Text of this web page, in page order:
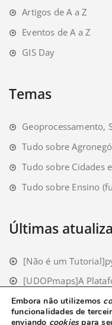
Artigos de A a Z
Eventos de A a Z
GIS Day
Temas
Geoprocessamento,
Tudo sobre
Tudo sobre Cidades
Tudo sobre Ensino
Últimas
[Não é um
[UDOPmaps]A
[Não é um
Embora não utilizemos
funcionalidades de
enviando cookiespara